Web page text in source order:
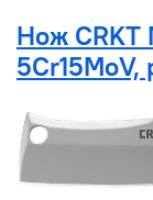
Нож CRKT
5Cr15MoV,